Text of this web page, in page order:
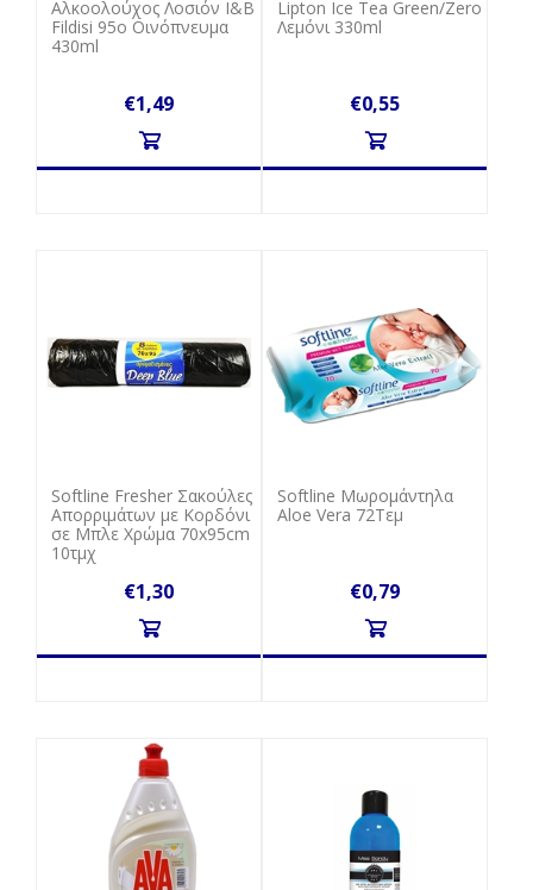
Αλκοολούχος Λοσιόν Ι&Β
Fildisi 95o Οινόπνευμα
430ml
€1,49
Lipton Ice Tea Green/Zero
Λεμόνι 330ml
€0,55
Softline Fresher Σακούλες
Απορριμάτων με Κορδόνι
σε Μπλε Χρώμα 70x95cm
10τμχ
€1,30
Softline Μωρομάντηλα
Aloe Vera 72Τεμ
€0,79